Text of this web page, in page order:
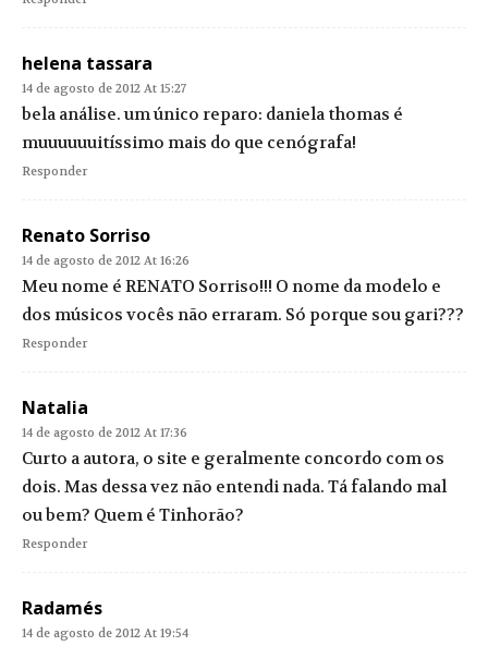
helena tassara
14 de agosto de 2012 At 15:27
bela análise. um único reparo: daniela thomas é
muuuuuuitíssimo mais do que cenógrafa!
Responder
Renato Sorriso
14 de agosto de 2012 At 16:26
Meu nome é RENATO Sorriso!!! O nome da modelo e
dos músicos vocês não erraram. Só porque sou gari???
Responder
Natalia
14 de agosto de 2012 At 17:36
Curto a autora, o site e geralmente concordo com os
dois. Mas dessa vez não entendi nada. Tá falando mal
ou bem? Quem é Tinhorão?
Responder
Radamés
14 de agosto de 2012 At 19:54